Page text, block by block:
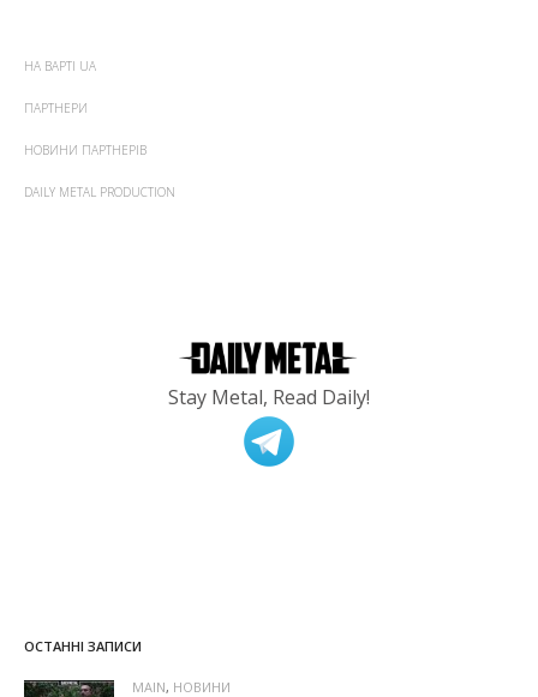
НА ВАРТІ UA
ПАРТНЕРИ
НОВИНИ ПАРТНЕРІВ
DAILY METAL PRODUCTION
Stay Metal, Read Daily!
ОСТАННІ ЗАПИСИ
MAIN, НОВИНИ